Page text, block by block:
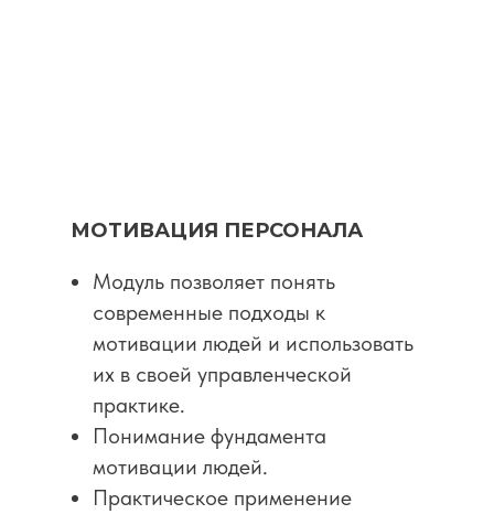
МОТИВАЦИЯ ПЕРСОНАЛА
Модуль позволяет понять
современные подходы к
мотивации людей и использовать
их в своей управленческой
практике.
Понимание фундамента
мотивации людей.
Практическое применение